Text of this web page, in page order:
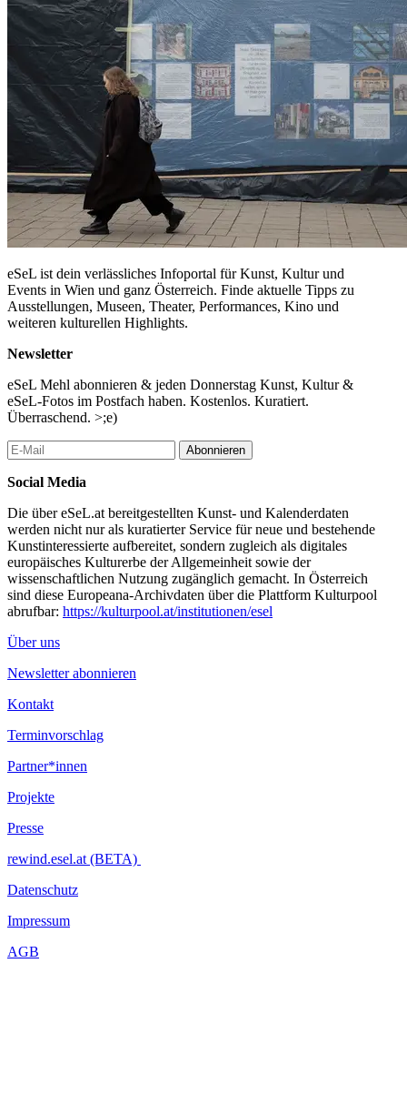
eSeL ist dein verlässliches Infoportal für Kunst, Kultur und
Events in Wien und ganz Österreich. Finde aktuelle Tipps zu
Ausstellungen, Museen, Theater, Performances, Kino und
weiteren kulturellen Highlights.
Newsletter
eSeL Mehl abonnieren & jeden Donnerstag Kunst, Kultur &
eSeL-Fotos im Postfach haben. Kostenlos. Kuratiert.
Überraschend. >;e)
Abonnieren
Social Media
Die über eSeL.at bereitgestellten Kunst- und Kalenderdaten
werden nicht nur als kuratierter Service für neue und bestehende
Kunstinteressierte aufbereitet, sondern zugleich als digitales
europäisches Kulturerbe der Allgemeinheit sowie der
wissenschaftlichen Nutzung zugänglich gemacht. In Österreich
sind diese Europeana-Archivdaten über die Plattform Kulturpool
abrufbar: https://kulturpool.at/institutionen/esel
Über uns
Newsletter abonnieren
Kontakt
Terminvorschlag
Partner*innen
Projekte
Presse
rewind.esel.at (BETA)
Datenschutz
Impressum
AGB